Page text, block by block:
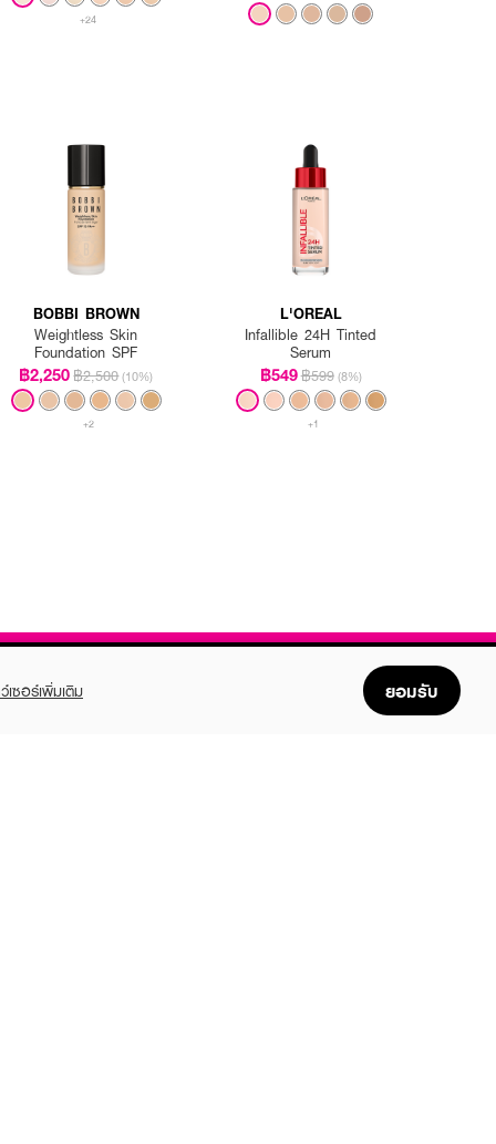
+24
BOBBI BROWN
Weightless Skin
Foundation SPF
฿2,250฿2,500 (10%)
+2
L'OREAL
Infallible 24H Tinted
Serum
฿549฿599 (8%)
+1
เซอร์เพิ่มเติม ยอมรับ